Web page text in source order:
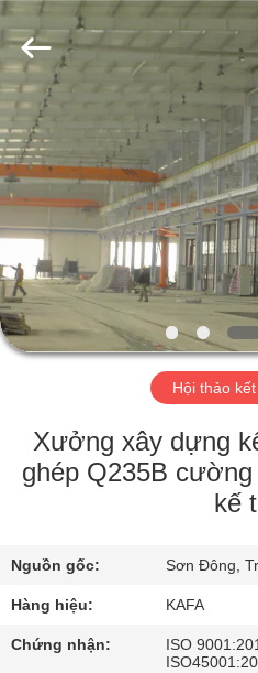
TRANG
CHỦ
SẢN
PHẨM
VIDEO
TRÌNH
DIỄN
VỀ
CHÚNG
TÔI
-
2026
Qingdao
KaFa
Fabrication
Ltd..
Reserved.
Hội thảo
Xưởng xây dựng
ghép Q235B
kế
Nguồn gốc: Sơn Đông,
Hàng hiệu: KAFA
Chứng nhận:
ISO